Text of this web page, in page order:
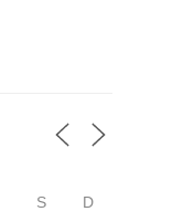
S D